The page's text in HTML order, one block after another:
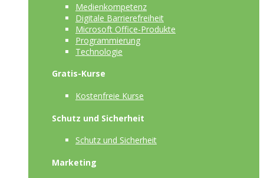
Medienkompetenz
Digitale Barrierefreiheit
Microsoft Office-Produkte
Programmierung
Technologie
Gratis-Kurse
Kostenfreie Kurse
Schutz und Sicherheit
Schutz und Sicherheit
Marketing